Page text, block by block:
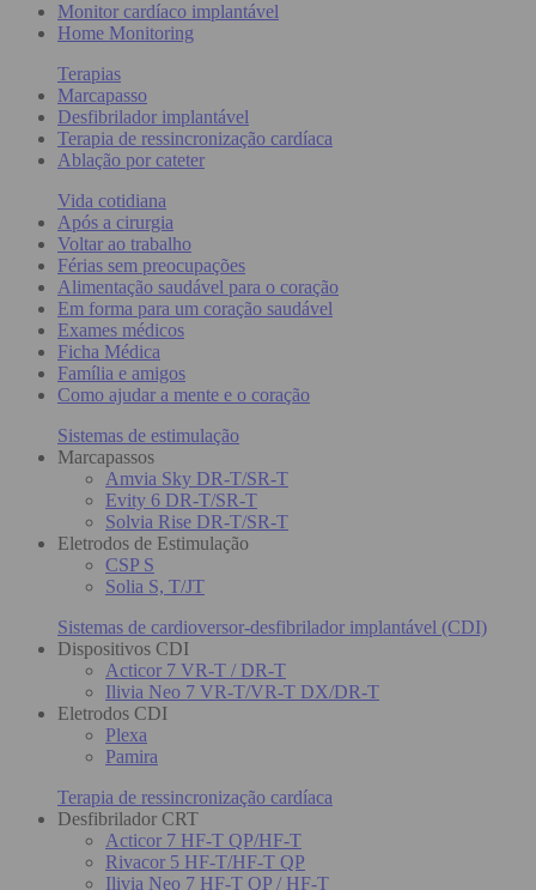
Monitor cardíaco implantável
Home Monitoring
Terapias
Marcapasso
Desfibrilador implantável
Terapia de ressincronização cardíaca
Ablação por cateter
Vida cotidiana
Após a cirurgia
Voltar ao trabalho
Férias sem preocupações
Alimentação saudável para o coração
Em forma para um coração saudável
Exames médicos
Ficha Médica
Família e amigos
Como ajudar a mente e o coração
Sistemas de estimulação
Marcapassos
Amvia Sky DR-T/SR-T
Evity 6 DR-T/SR-T
Solvia Rise DR-T/SR-T
Eletrodos de Estimulação
CSP S
Solia S, T/JT
Sistemas de cardioversor-desfibrilador implantável (CDI)
Dispositivos CDI
Acticor 7 VR-T / DR-T
Ilivia Neo 7 VR-T/VR-T DX/DR-T
Eletrodos CDI
Plexa
Pamira
Terapia de ressincronização cardíaca
Desfibrilador CRT
Acticor 7 HF-T QP/HF-T
Rivacor 5 HF-T/HF-T QP
Ilivia Neo 7 HF-T QP / HF-T